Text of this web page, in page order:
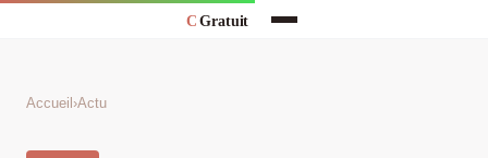
Accueil ›Actu